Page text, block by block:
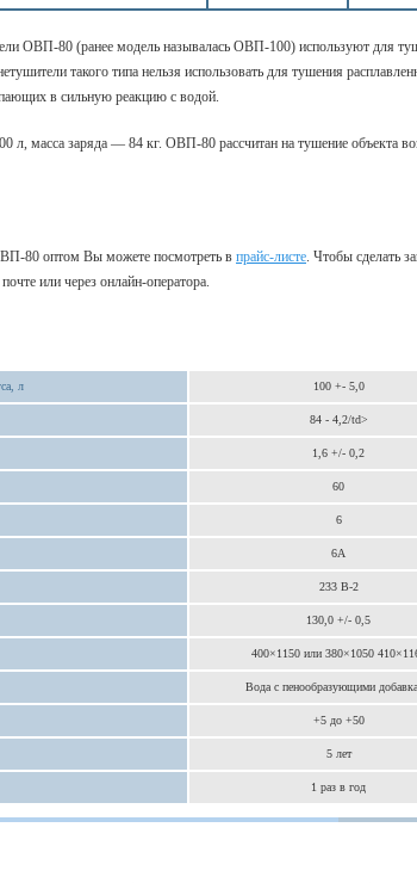
ОВП-80 (ранее модель называлась ОВП-100) используют для
такого типа нельзя использовать для тушения
в сильную реакцию с водой.
л, масса заряда — 84 кг. ОВП-80 рассчитан на тушение объекта
80 оптом Вы можете посмотреть в прайс-листе. Чтобы сделать
или через онлайн-оператора.
л 100 +- 5,0
84 - 4,2/td>
1,6 +/- 0,2
60
6
6А
233 В-2
130,0 +/- 0,5
400×1150 или 380×1050
Вода с пенообразующими
+5 до +50
5 лет
1 раз в год